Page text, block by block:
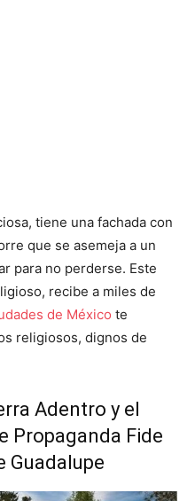
tiene una fachada con
que se asemeja a un
para no perderse. Este
recibe a miles de
de México te
religiosos, dignos de
Adentro y el
Propaganda Fide
Guadalupe